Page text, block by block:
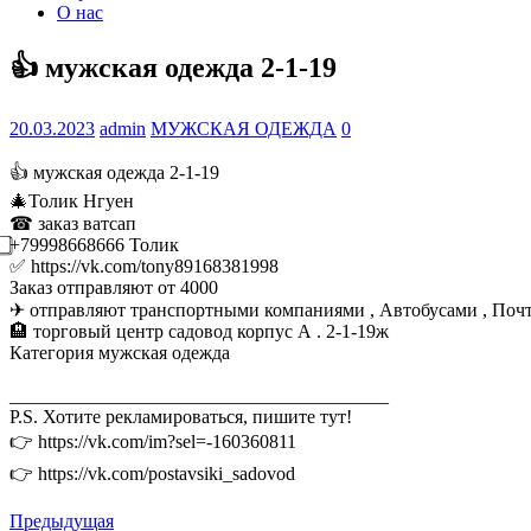
О нас
👍 мужская одежда 2-1-19
20.03.2023 admin МУЖСКАЯ ОДЕЖДА 0
👍 мужская одежда 2-1-19
🎄Толик Нгуен
☎ заказ ватсап
⃣+79998668666 Толик
✅ https://vk.com/tony89168381998
Заказ отправляют от 4000
✈ отправляют транспортными компаниями , Автобусами ,
🏨 торговый центр садовод корпус А . 2-1-19ж
Категория мужская одежда
P.S. Хотите рекламироваться, пишите тут!
👉 https://vk.com/im?sel=-160360811
👉 https://vk.com/postavsiki_sadovod
Предыдущая